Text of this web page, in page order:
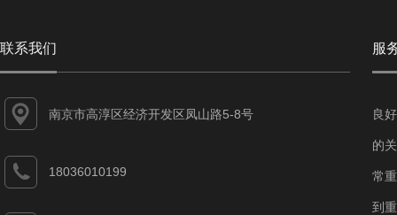
联系我们
南京市高淳区经济开发区凤山路5-8号
18036010199
服
良
的
常
到